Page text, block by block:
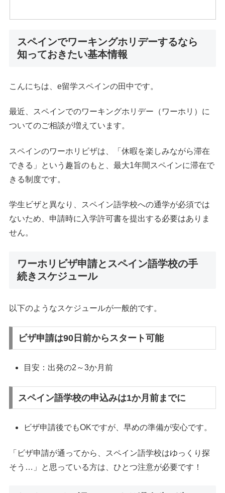
スペインでワーキングホリデーするなら
知っておきたい基本情報
こんにちは、e留学スペインの田中です。
最近、スペインでのワーキングホリデー（ワーホリ）に
ついてのご相談が増えています。
スペインのワーホリビザは、「休暇を楽しみながら滞在
できる」という趣旨のもと、最大1年間スペインに滞在で
きる制度です。
学生ビザと異なり、スペイン語学校への通学が必須では
ないため、申請時に入学許可書を提出する必要はありま
せん。
ワーホリビザ申請とスペイン語学校の手
続きスケジュール
以下のようなスケジュールが一般的です。
ビザ申請は90日前からスタート可能
目安：出発の2～3か月前
スペイン語学校の申込みは1か月前までに
ビザ申請後でもOKですが、早めの準備が安心です。
「ビザ申請が通ってから、スペイン語学校はゆっくり探
そう…」と思っている方は、ひとつ注意が必要です！